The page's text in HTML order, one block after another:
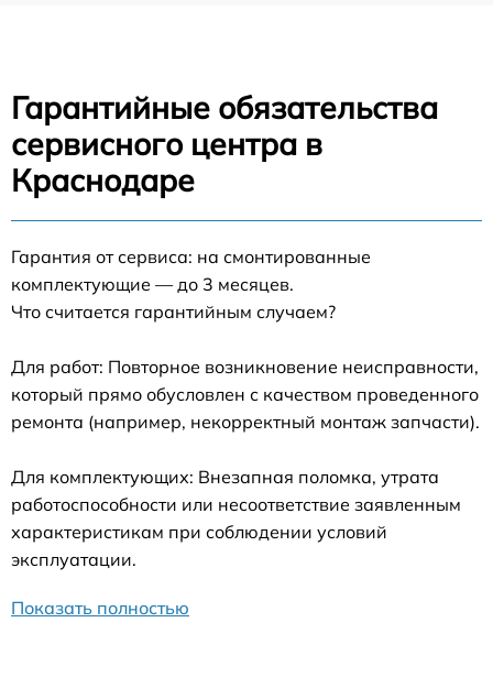
Гарантийные обязательства
сервисного центра в
Краснодаре
Гарантия от сервиса: на смонтированные
комплектующие — до 3 месяцев.
Что считается гарантийным случаем?
Для работ: Повторное возникновение неисправности,
который прямо обусловлен с качеством проведенного
ремонта (например, некорректный монтаж запчасти).
Для комплектующих: Внезапная поломка, утрата
работоспособности или несоответствие заявленным
характеристикам при соблюдении условий
эксплуатации.
Показать полностью